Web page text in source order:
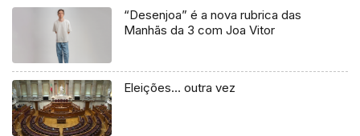
“Desenjoa” é a nova rubrica das
Manhãs da 3 com Joa Vitor
Eleições… outra vez